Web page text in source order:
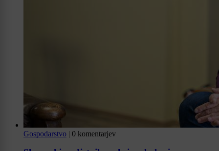
Gospodarstvo | 0 komentarjev